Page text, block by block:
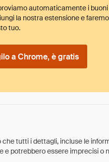
automaticamente i buoni
la nostra estensione e
tuo.
a Chrome, è gratis
tutti i dettagli, incluse le
potrebbero essere imprecisi o